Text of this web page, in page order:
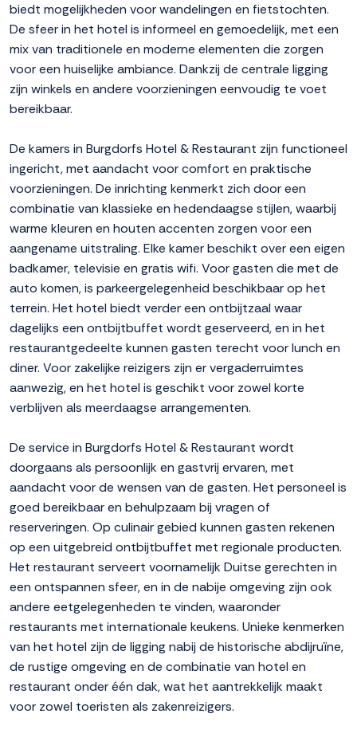
biedt mogelijkheden voor wandelingen en fietstochten.
De sfeer in het hotel is informeel en gemoedelijk, met een
mix van traditionele en moderne elementen die zorgen
voor een huiselijke ambiance. Dankzij de centrale ligging
zijn winkels en andere voorzieningen eenvoudig te voet
bereikbaar.
De kamers in Burgdorfs Hotel & Restaurant zijn functioneel
ingericht, met aandacht voor comfort en praktische
voorzieningen. De inrichting kenmerkt zich door een
combinatie van klassieke en hedendaagse stijlen, waarbij
warme kleuren en houten accenten zorgen voor een
aangename uitstraling. Elke kamer beschikt over een eigen
badkamer, televisie en gratis wifi. Voor gasten die met de
auto komen, is parkeergelegenheid beschikbaar op het
terrein. Het hotel biedt verder een ontbijtzaal waar
dagelijks een ontbijtbuffet wordt geserveerd, en in het
restaurantgedeelte kunnen gasten terecht voor lunch en
diner. Voor zakelijke reizigers zijn er vergaderruimtes
aanwezig, en het hotel is geschikt voor zowel korte
verblijven als meerdaagse arrangementen.
De service in Burgdorfs Hotel & Restaurant wordt
doorgaans als persoonlijk en gastvrij ervaren, met
aandacht voor de wensen van de gasten. Het personeel is
goed bereikbaar en behulpzaam bij vragen of
reserveringen. Op culinair gebied kunnen gasten rekenen
op een uitgebreid ontbijtbuffet met regionale producten.
Het restaurant serveert voornamelijk Duitse gerechten in
een ontspannen sfeer, en in de nabije omgeving zijn ook
andere eetgelegenheden te vinden, waaronder
restaurants met internationale keukens. Unieke kenmerken
van het hotel zijn de ligging nabij de historische abdijruïne,
de rustige omgeving en de combinatie van hotel en
restaurant onder één dak, wat het aantrekkelijk maakt
voor zowel toeristen als zakenreizigers.